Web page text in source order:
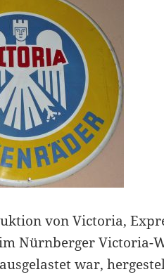
von Victoria,
Nürnberger Victoria-
war,